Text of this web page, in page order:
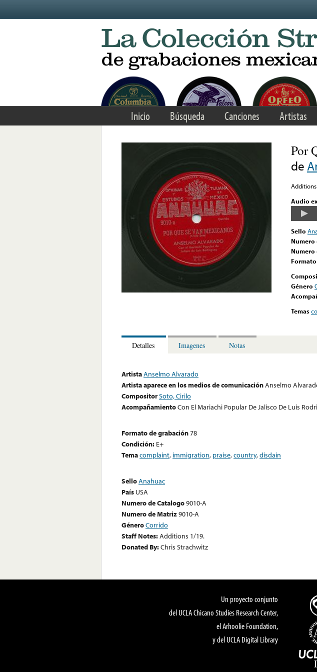
Inicio Búsqueda Canciones Artistas
Por
de
Audio
Sello
Numero
Numero
Género
Temas
Detalles Imagenes Notas
ArtistaAnselmo Alvarado
Artista aparece en los medios de comunicaciónAnselmo
CompositorSoto, Cirilo
AcompañamientoCon El Mariachi Popular De Jalisco De Luis
Formato de grabación78
Condición: E+
Temacomplaint, immigration, praise,country,disdain
SelloAnahuac
País USA
Numero de Catalogo9010-A
Numero de Matriz9010-A
GéneroCorrido
Staff Notes:Additions 1/19.
Donated By:Chris Strachwitz
Un proyecto conjunto
del UCLA Chicano Studies Research Center,
el Arhoolie Foundation,
y del UCLA Digital Library